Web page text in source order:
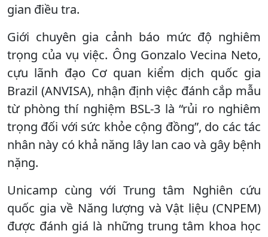
gian điều tra.
Giới chuyên gia cảnh báo mức độ nghiêm
trọng của vụ việc. Ông Gonzalo Vecina Neto,
cựu lãnh đạo Cơ quan kiểm dịch quốc gia
Brazil (ANVISA), nhận định việc đánh cắp mẫu
từ phòng thí nghiệm BSL-3 là “rủi ro nghiêm
trọng đối với sức khỏe cộng đồng”, do các tác
nhân này có khả năng lây lan cao và gây bệnh
nặng.
Unicamp cùng với Trung tâm Nghiên cứu
quốc gia về Năng lượng và Vật liệu (CNPEM)
được đánh giá là những trung tâm khoa học